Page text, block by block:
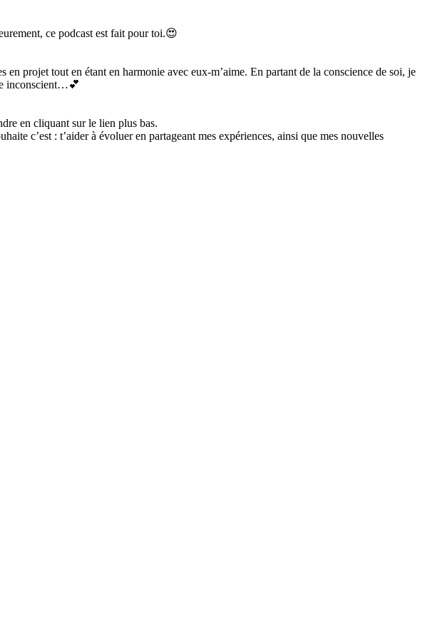
ce podcast est fait pour toi.😍
projet tout en étant en harmonie avec eux-m’aime. En partant de la conscience de soi, je
inconscient…💕
en cliquant sur le lien plus bas.
c’est : t’aider à évoluer en partageant mes expériences, ainsi que mes nouvelles